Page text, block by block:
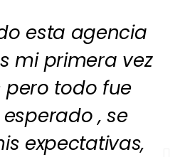
esta agencia
mi primera vez
pero todo fue
, se
expectativas,